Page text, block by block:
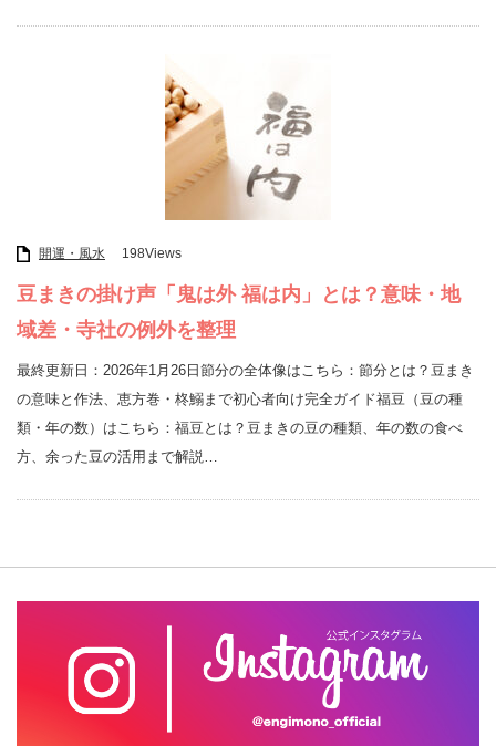
開運・風水 198Views
豆まきの掛け声「鬼は外 福は内」とは？意味・地
域差・寺社の例外を整理
最終更新日：2026年1月26日節分の全体像はこちら：節分とは？豆まき
の意味と作法、恵方巻・柊鰯まで初心者向け完全ガイド福豆（豆の種
類・年の数）はこちら：福豆とは？豆まきの豆の種類、年の数の食べ
方、余った豆の活用まで解説…